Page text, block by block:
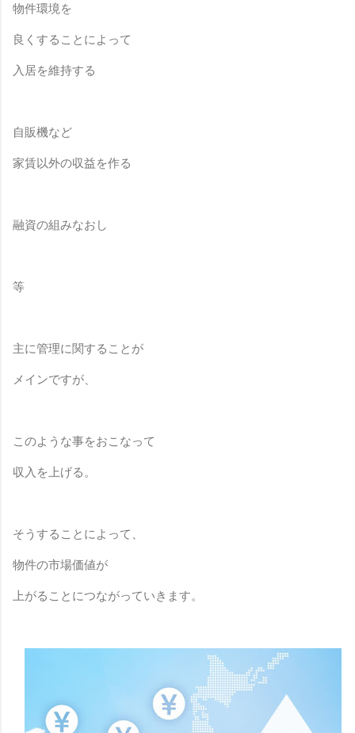
物件環境を
良くすることによって
入居を維持する
自販機など
家賃以外の収益を作る
融資の組みなおし
等
主に管理に関することが
メインですが、
このような事をおこなって
収入を上げる。
そうすることによって、
物件の市場価値が
上がることにつながっていきます。